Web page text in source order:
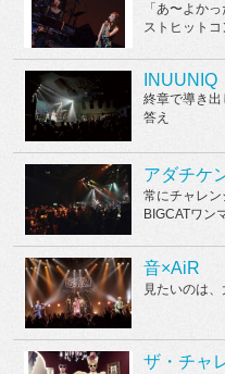
「あ〜よか
ストヒットコ
INUUNIQ
終章で導き出
答え
アダチケ
常にチャレ
BIGCATワン
音×AiR
見たいのは
ザ・チャ